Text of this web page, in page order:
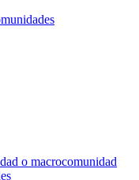
o macrocomunidad